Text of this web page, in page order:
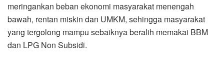
meringankan beban ekonomi masyarakat menengah
bawah, rentan miskin dan UMKM, sehingga masyarakat
yang tergolong mampu sebaiknya beralih memakai BBM
dan LPG Non Subsidi.